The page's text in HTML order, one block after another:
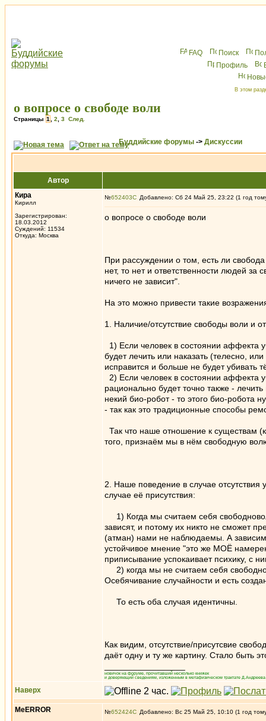
FAQ Поиск
Профиль
В этом
о вопросе о свободе воли
Страницы 1 2 3 След.
Буддийские форумы -> Дискуссии
Автор
Кира
Кирилл
Зарегистрирован:
18.03.2012
Суждений: 11534
Откуда: Москва
№652403 Добавлено: Сб 24 Май 25, 23:22 (1 год
о вопросе о свободе воли
При рассуждении о том, есть ли
нет, то нет и ответственности людей
ничего не зависит".
На это можно привести такие
1. Наличие/отсутствие свободы воли и
1) Если человек в состоянии аффекта
будет лечить или наказать (телесно,
исправится и больше не будет убивать
2) Если человек в состоянии аффекта
рационально будет точно также -
некий био-робот - то этого био-робота
- так как это традиционные способы
Так что наше отношение к существам
того, признаём мы в нём свободную
2. Наше поведение в случае
случае её присутствия:
1) Когда мы считаем себя
зависят, и потому их никто не сможет
(атман) нами не наблюдаемы. А
устойчивое мнение "это же МОЁ
приписывание успокаивает психику, с
2) когда мы не считаем себя
Осебячивание случайности и есть
То есть оба случая идентичны.
Как видим, отсутствие/присутсвие
даёт одну и ту же картину. Стало быть
новичок на форуме, прочитавший несколько книжек
и доверяющий сведениям, изложенным в метафизическом трактате
Наверх
MeERROR №652424 Добавлено: Вс 25 Май 25, 10:10 (1 год